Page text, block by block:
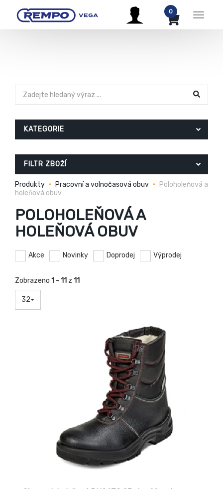
Menu
0
KATEGORIE
FILTR ZBOŽÍ
Produkty Pracovní a volnočasová obuv
Poloholeňová a
holeňová obuv
POLOHOLEŇOVÁ A
HOLEŇOVÁ OBUV
Akce Novinky Doprodej Výprodej
Zobrazeno 1 - 11 z 11
32